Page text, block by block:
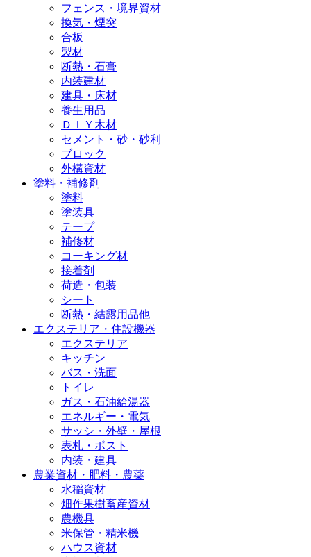
フェンス・境界資材
換気・煙突
合板
製材
断熱・石膏
内装建材
建具・床材
養生用品
ＤＩＹ木材
セメント・砂・砂利
ブロック
外構資材
塗料・補修剤
塗料
塗装具
テープ
補修材
コーキング材
接着剤
荷造・包装
シート
断熱・結露用品他
エクステリア・住設機器
エクステリア
キッチン
バス・洗面
トイレ
ガス・石油給湯器
エネルギー・電気
サッシ・外壁・屋根
表札・ポスト
内装・建具
農業資材・肥料・農薬
水稲資材
畑作果樹畜産資材
農機具
米保管・精米機
ハウス資材